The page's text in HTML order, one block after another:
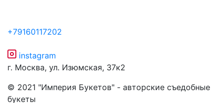
+79160117202
instagram
г. Москва, ул. Изюмская, 37к2
© 2021 "Империя Букетов" - авторские съедобные
букеты